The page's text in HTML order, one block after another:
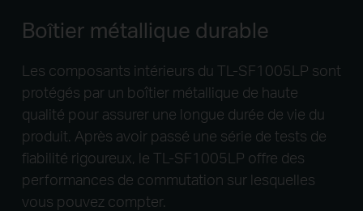
Boîtier métallique durable
Les composants intérieurs du TL-SF1005LP sont
protégés par un boîtier métallique de haute
qualité pour assurer une longue durée de vie du
produit. Après avoir passé une série de tests de
fiabilité rigoureux, le TL-SF1005LP offre des
performances de commutation sur lesquelles
vous pouvez compter.